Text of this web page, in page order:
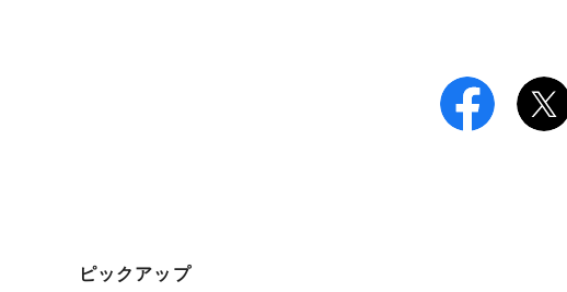
ピックアップ